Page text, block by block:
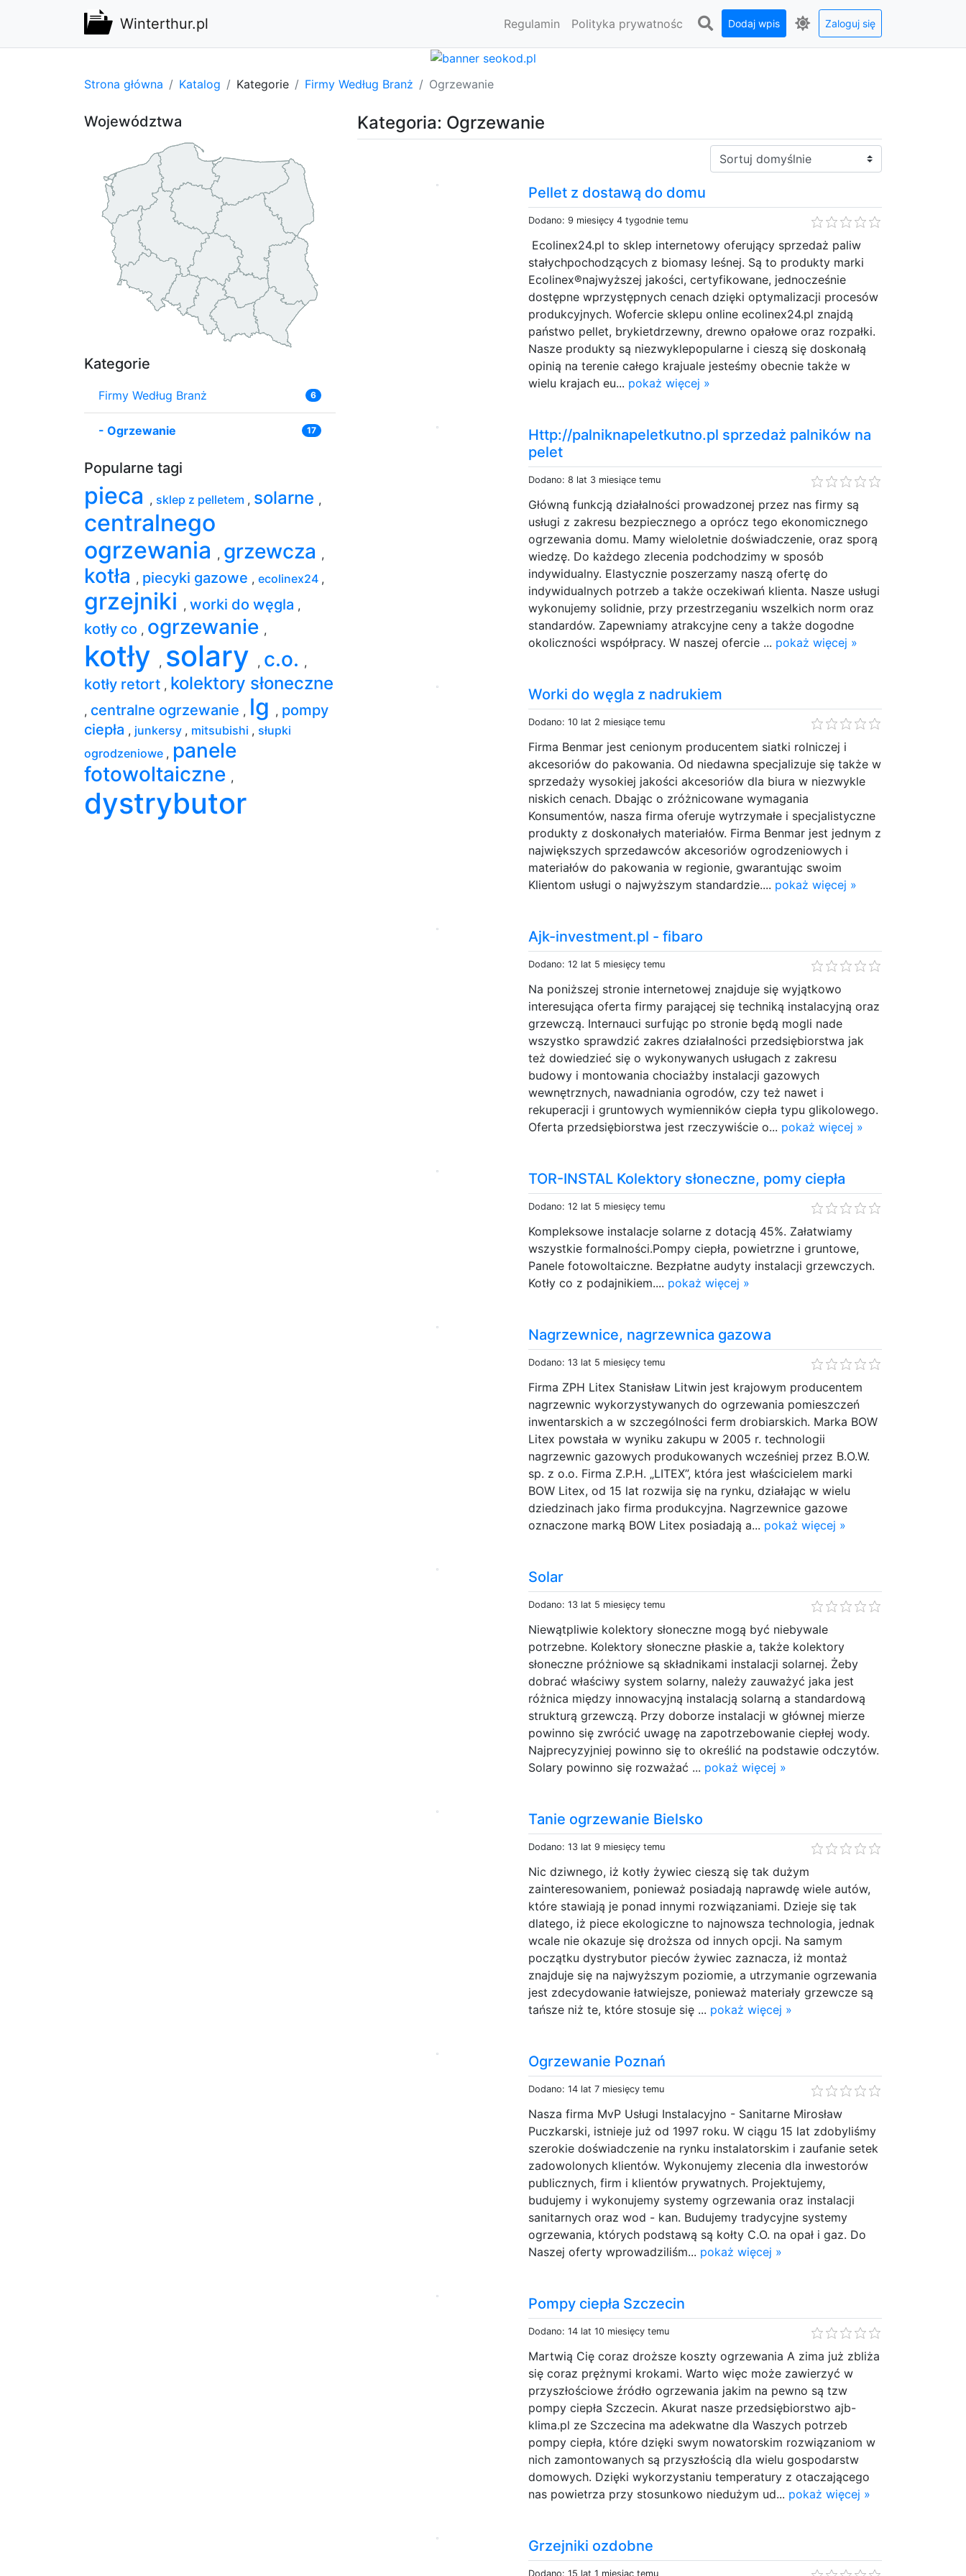
Winterthur.pl Regulamin Polityka prywatnośc Dodaj wpis Zaloguj się
Strona główna Katalog Kategorie Firmy Według Branż Ogrzewanie
Kategoria: Ogrzewanie
Sortuj:
Pellet z dostawą do domu
Dodano: 9 miesięcy 4 tygodnie temu
Ecolinex24.pl to sklep internetowy oferujący sprzedaż paliw
stałychpochodzących z biomasy leśnej. Są to produkty marki
Ecolinex®najwyższej jakości, certyfikowane, jednocześnie
dostępne wprzystępnych cenach dzięki optymalizacji procesów
produkcyjnych. Wofercie sklepu online ecolinex24.pl znajdą
państwo pellet, brykietdrzewny, drewno opałowe oraz rozpałki.
Nasze produkty są niezwyklepopularne i cieszą się doskonałą
opinią na terenie całego krajuale jesteśmy obecnie także w
wielu krajach eu... pokaż więcej »
Http://palniknapeletkutno.pl sprzedaż palników na
pelet
Dodano: 8 lat 3 miesiące temu
Główną funkcją działalności prowadzonej przez nas firmy są
usługi z zakresu bezpiecznego a oprócz tego ekonomicznego
ogrzewania domu. Mamy wieloletnie doświadczenie, oraz sporą
wiedzę. Do każdego zlecenia podchodzimy w sposób
indywidualny. Elastycznie poszerzamy naszą ofertę do
indywidualnych potrzeb a także oczekiwań klienta. Nasze usługi
wykonujemy solidnie, przy przestrzeganiu wszelkich norm oraz
standardów. Zapewniamy atrakcyjne ceny a także dogodne
okoliczności współpracy. W naszej ofercie ... pokaż więcej »
Worki do węgla z nadrukiem
Dodano: 10 lat 2 miesiące temu
Firma Benmar jest cenionym producentem siatki rolniczej i
akcesoriów do pakowania. Od niedawna specjalizuje się także w
sprzedaży wysokiej jakości akcesoriów dla biura w niezwykle
niskich cenach. Dbając o zróżnicowane wymagania
Konsumentów, nasza firma oferuje wytrzymałe i specjalistyczne
produkty z doskonałych materiałów. Firma Benmar jest jednym z
największych sprzedawców akcesoriów ogrodzeniowych i
materiałów do pakowania w regionie, gwarantując swoim
Klientom usługi o najwyższym standardzie.... pokaż więcej »
Ajk-investment.pl - fibaro
Dodano: 12 lat 5 miesięcy temu
Na poniższej stronie internetowej znajduje się wyjątkowo
interesująca oferta firmy parającej się techniką instalacyjną oraz
grzewczą. Internauci surfując po stronie będą mogli nade
wszystko sprawdzić zakres działalności przedsiębiorstwa jak
też dowiedzieć się o wykonywanych usługach z zakresu
budowy i montowania chociażby instalacji gazowych
wewnętrznych, nawadniania ogrodów, czy też nawet i
rekuperacji i gruntowych wymienników ciepła typu glikolowego.
Oferta przedsiębiorstwa jest rzeczywiście o... pokaż więcej »
TOR-INSTAL Kolektory słoneczne, pomy ciepła
Dodano: 12 lat 5 miesięcy temu
Kompleksowe instalacje solarne z dotacją 45%. Załatwiamy
wszystkie formalności.Pompy ciepła, powietrzne i gruntowe,
Panele fotowoltaiczne. Bezpłatne audyty instalacji grzewczych.
Kotły co z podajnikiem.... pokaż więcej »
Nagrzewnice, nagrzewnica gazowa
Dodano: 13 lat 5 miesięcy temu
Firma ZPH Litex Stanisław Litwin jest krajowym producentem
nagrzewnic wykorzystywanych do ogrzewania pomieszczeń
inwentarskich a w szczególności ferm drobiarskich. Marka BOW
Litex powstała w wyniku zakupu w 2005 r. technologii
nagrzewnic gazowych produkowanych wcześniej przez B.O.W.
sp. z o.o. Firma Z.P.H. „LITEX”, która jest właścicielem marki
BOW Litex, od 15 lat rozwija się na rynku, działając w wielu
dziedzinach jako firma produkcyjna. Nagrzewnice gazowe
oznaczone marką BOW Litex posiadają a... pokaż więcej »
Solar
Dodano: 13 lat 5 miesięcy temu
Niewątpliwie kolektory słoneczne mogą być niebywale
potrzebne. Kolektory słoneczne płaskie a, także kolektory
słoneczne próżniowe są składnikami instalacji solarnej. Żeby
dobrać właściwy system solarny, należy zauważyć jaka jest
różnica między innowacyjną instalacją solarną a standardową
strukturą grzewczą. Przy doborze instalacji w głównej mierze
powinno się zwrócić uwagę na zapotrzebowanie ciepłej wody.
Najprecyzyjniej powinno się to określić na podstawie odczytów.
Solary powinno się rozważać ... pokaż więcej »
Tanie ogrzewanie Bielsko
Dodano: 13 lat 9 miesięcy temu
Nic dziwnego, iż kotły żywiec cieszą się tak dużym
zainteresowaniem, ponieważ posiadają naprawdę wiele autów,
które stawiają je ponad innymi rozwiązaniami. Dzieje się tak
dlatego, iż piece ekologiczne to najnowsza technologia, jednak
wcale nie okazuje się droższa od innych opcji. Na samym
początku dystrybutor pieców żywiec zaznacza, iż montaż
znajduje się na najwyższym poziomie, a utrzymanie ogrzewania
jest zdecydowanie łatwiejsze, ponieważ materiały grzewcze są
tańsze niż te, które stosuje się ... pokaż więcej »
Ogrzewanie Poznań
Dodano: 14 lat 7 miesięcy temu
Nasza firma MvP Usługi Instalacyjno - Sanitarne Mirosław
Puczkarski, istnieje już od 1997 roku. W ciągu 15 lat zdobyliśmy
szerokie doświadczenie na rynku instalatorskim i zaufanie setek
zadowolonych klientów. Wykonujemy zlecenia dla inwestorów
publicznych, firm i klientów prywatnych. Projektujemy,
budujemy i wykonujemy systemy ogrzewania oraz instalacji
sanitarnych oraz wod - kan. Budujemy tradycyjne systemy
ogrzewania, których podstawą są kołty C.O. na opał i gaz. Do
Naszej oferty wprowadziliśm... pokaż więcej »
Pompy ciepła Szczecin
Dodano: 14 lat 10 miesięcy temu
Martwią Cię coraz droższe koszty ogrzewania A zima już zbliża
się coraz prężnymi krokami. Warto więc może zawierzyć w
przyszłościowe źródło ogrzewania jakim na pewno są tzw
pompy ciepła Szczecin. Akurat nasze przedsiębiorstwo ajb-
klima.pl ze Szczecina ma adekwatne dla Waszych potrzeb
pompy ciepła, które dzięki swym nowatorskim rozwiązaniom w
nich zamontowanych są przyszłością dla wielu gospodarstw
domowych. Dzięki wykorzystaniu temperatury z otaczającego
nas powietrza przy stosunkowo niedużym ud... pokaż więcej »
Grzejniki ozdobne
Dodano: 15 lat 1 miesiąc temu
Województwa
Kategorie
Firmy Według Branż 6
- Ogrzewanie 17
Popularne tagi
pieca , sklep z pelletem , solarne ,
centralnego
ogrzewania , grzewcza ,
kotła , piecyki gazowe , ecolinex24 ,
grzejniki , worki do węgla ,
kotły co , ogrzewanie ,
kotły , solary , c.o. ,
kotły retort , kolektory słoneczne
, centralne ogrzewanie , lg , pompy
ciepła , junkersy , mitsubishi , słupki
ogrodzeniowe , panele
fotowoltaiczne ,
dystrybutor